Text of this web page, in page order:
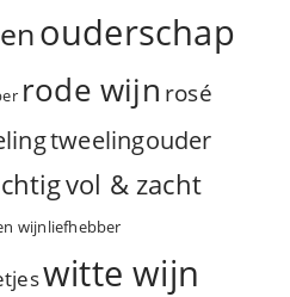
ouderschap
rode wijn rosé
tweelingouder
vol & zacht
wijnliefhebber
witte wijn